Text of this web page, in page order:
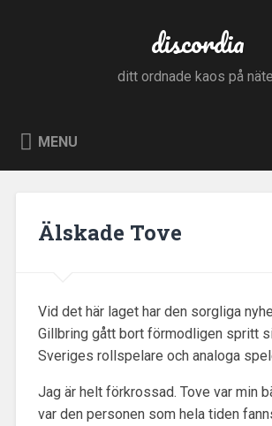
discordia
ditt ordnade kaos på
MENU
Älskade Tove
Vid det här laget har den sorgliga
Gillbring gått bort förmodligen spritt
Sveriges rollspelare och analoga
Jag är helt förkrossad. Tove var min
var den personen som hela tiden